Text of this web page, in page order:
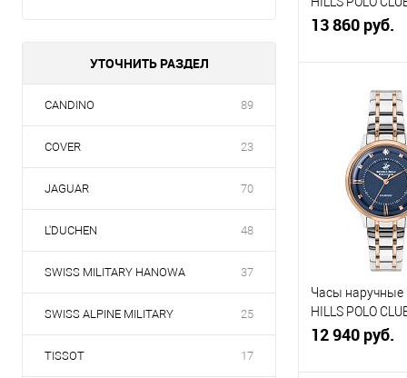
сталь с частичным покрытием
УТОЧНИТЬ РАЗДЕЛ
CANDINO 89
COVER 23
JAGUAR 70
L'DUCHEN 48
SWISS MILITARY HANOWA 37
SWISS ALPINE MILITARY 25
TISSOT 17
BP3172C.220
13 860 руб.
В
Купить в 1
В избранное
Часы наручные
HILLS POLO
BP3388C.590
12 940 руб.